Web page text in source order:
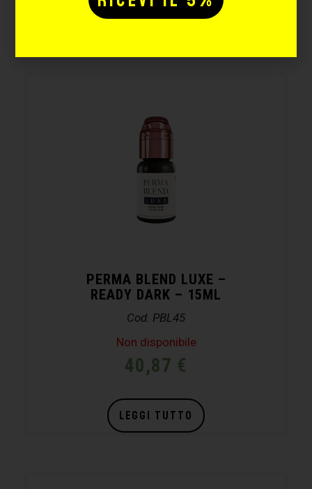
AGGIUNGI
PERMA BLEND LUXE –
READY DARK – 15ML
Cod. PBL45
Non disponibile
40,87 €
LEGGI TUTTO